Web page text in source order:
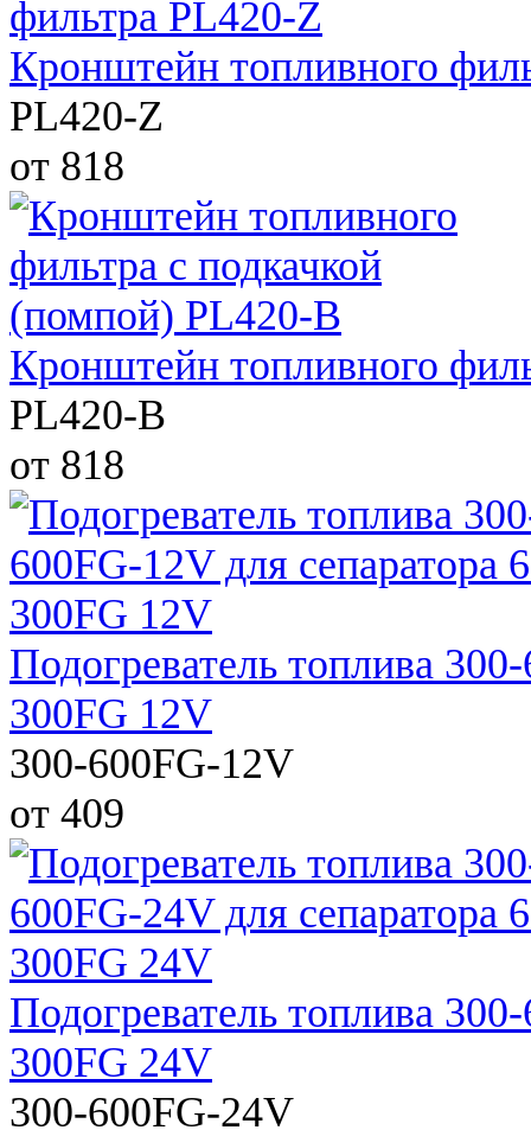
Кронштейн топливного
PL420-Z
от 818
Кронштейн топливного
PL420-B
от 818
Подогреватель топлива
300FG 12V
300-600FG-12V
от 409
Подогреватель топлива
300FG 24V
300-600FG-24V